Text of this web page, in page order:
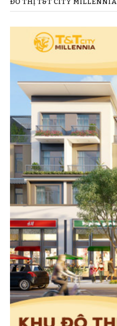
ĐÔ THỊ T&T CITY MILLENNIA